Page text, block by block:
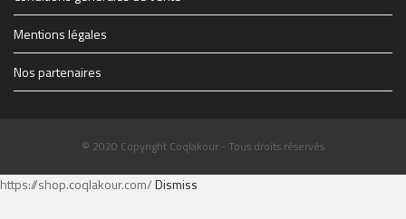
Mentions légales
Nos partenaires
© 2020 Copyright Coqlakour - Tous droits réservés
https://shop.coqlakour.com/Dismiss